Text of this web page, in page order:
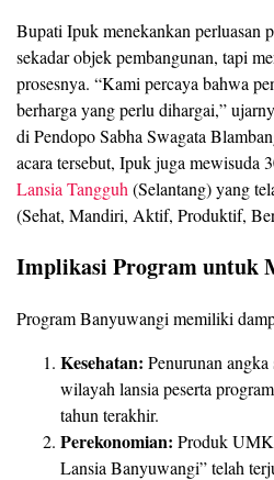
Bupati Ipuk menekankan perluasan
sekadar objek pembangunan, tapi
prosesnya. “Kami percaya bahwa
berharga yang perlu dihargai,”
di Pendopo Sabha Swagata
acara tersebut, Ipuk juga mewisuda
Lansia Tangguh (Selantang) yang
(Sehat, Mandiri, Aktif, Produktif,
Implikasi Program untuk
Program Banyuwangi memiliki
Kesehatan: Penurunan
wilayah lansia peserta
tahun terakhir.
Perekonomian: Produk
Lansia Banyuwangi” telah